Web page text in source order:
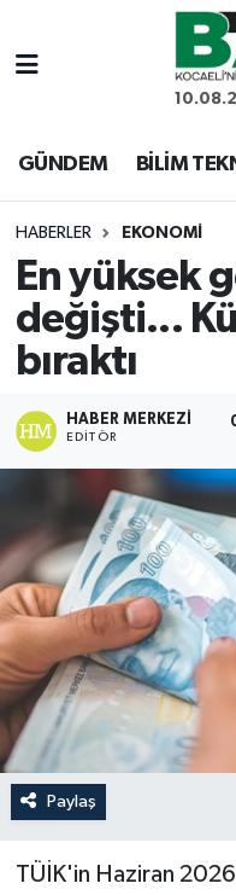
GÜNDEM BİLİM
HABERLER EKONOMİ
En yüksek
değişti...
bıraktı
HABER MERKEZI
EDITÖR
Paylaş
TÜİK'in Haziran
Kocaeli Nöbetçi
Kocaeli Hava
Süper Lig Puan
Tüm Manşetler